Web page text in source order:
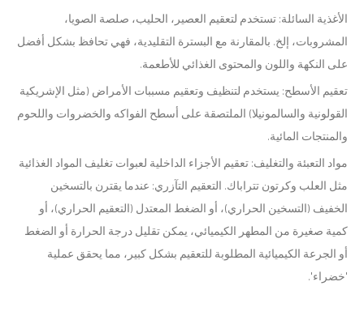
الأغذية السائلة: تستخدم لتعقيم العصير، الحليب، صلصة الصويا،
المشروبات، إلخ. بالمقارنة مع البسترة التقليدية، فهي تحافظ بشكل أفضل
على النكهة واللون والمحتوى الغذائي للأطعمة.
تعقيم الأسطح: يستخدم لتنظيف وتعقيم مسببات الأمراض (مثل الإشريكية
القولونية والسالمونيلا) الملتصقة على أسطح الفواكه والخضروات واللحوم
والمنتجات المائية.
مواد التعبئة والتغليف: تعقيم الأجزاء الداخلية لعبوات تغليف المواد الغذائية
مثل العلب وكرتون تتراباك. التعقيم التآزري: عندما يقترن بالتسخين
الخفيف (التسخين الحراري)، أو الضغط المعتدل (التعقيم الحراري)، أو
كمية صغيرة من المطهر الكيميائي، يمكن تقليل درجة الحرارة أو الضغط
أو الجرعة الكيميائية المطلوبة للتعقيم بشكل كبير، مما يحقق عملية
'خضراء'.